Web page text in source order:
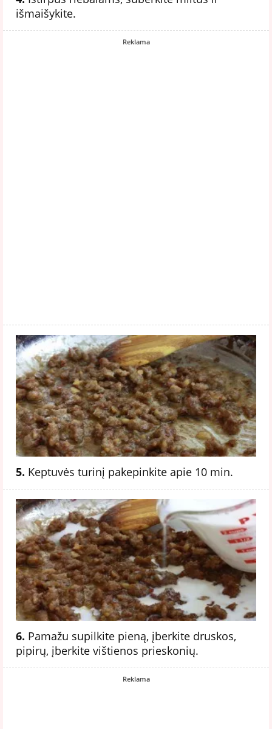
išmaišykite.
Reklama
5. Keptuvės turinį pakepinkite apie 10 min.
6. Pamažu supilkite pieną, įberkite druskos,
pipirų, įberkite vištienos prieskonių.
Reklama